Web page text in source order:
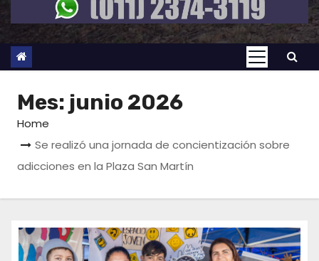
Mes: junio 2026
Home
Se realizó una jornada de concientización sobre
adicciones en la Plaza San Martín